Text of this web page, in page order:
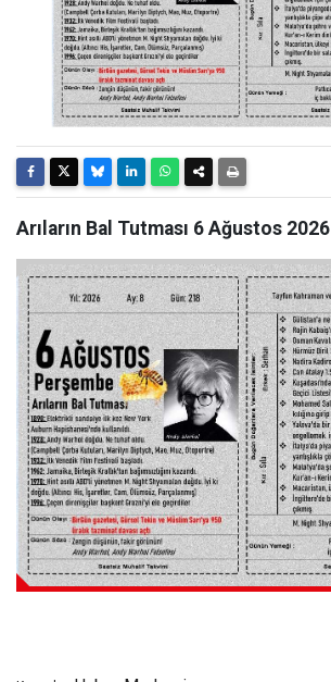
Arıların Bal Tutması 6 Ağustos 2026